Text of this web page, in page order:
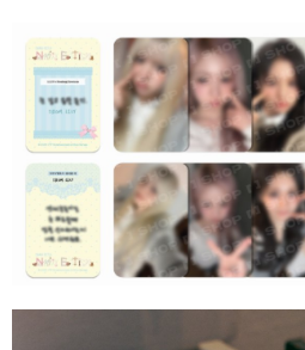
１．透過由恩沛科技股份有限公司提供之
易，需依本服務之必要範圍內提供個人資
權轉讓予恩沛科技股份有限公司。
２．關於個人資料處理事宜，請瀏覽以下
https://aftee.tw/terms/#terms3
３．未成年的使用者請事先徵得法定代理
「AFTEE先享後付」，若未經同意申辦者
任。
４．使用「AFTEE先享後付」時，將依據
時審查核予不同之上限額度；若仍有額度
請求用戶進行身份認證。
恩沛科技股份有限公司將有權停止該用戶
每筆NT$90
宅配 (離島)
每筆NT$200
付款後門市自取
免運費
亞洲國家/地區配送